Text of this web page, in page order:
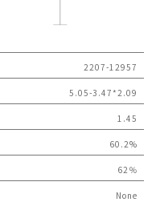
2207-12957
5.05-3.47*2.09
1.45
60.2%
62％
None